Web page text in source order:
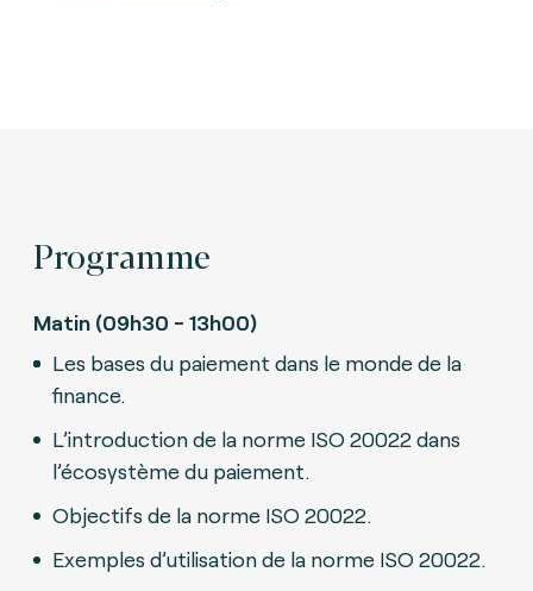
Programme
Matin (09h30 - 13h00)
Les bases du paiement dans le monde de la
finance.
L’introduction de la norme ISO 20022 dans
l’écosystème du paiement.
Objectifs de la norme ISO 20022.
Exemples d’utilisation de la norme ISO 20022.